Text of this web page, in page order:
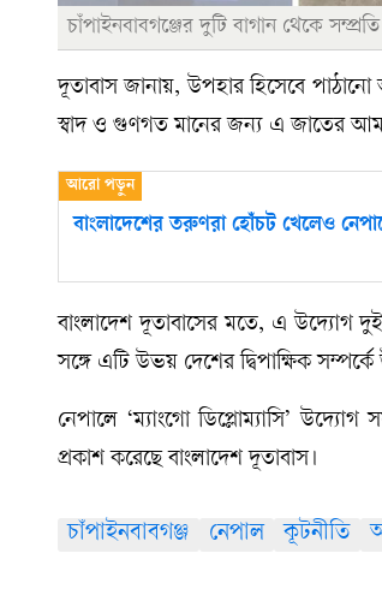
চাঁপাইনবাবগঞ্জের দুটি বাগান থেকে
দূতাবাস জানায়, উপহার হিসেবে
স্বাদ ও গুণগত মানের জন্য এ জাতের আম
বাংলাদেশের তরুণরা হোঁচট খেলেও
বাংলাদেশ দূতাবাসের মতে, এ উদ্যোগ দুই
সঙ্গে এটি উভয় দেশের দ্বিপাক্ষিক
নেপালে ‘ম্যাংগো ডিপ্লোম্যাসি’ উদ্যোগ
প্রকাশ করেছে বাংলাদেশ দূতাবাস।
চাঁপাইনবাবগঞ্জ নেপাল কূটনীতি